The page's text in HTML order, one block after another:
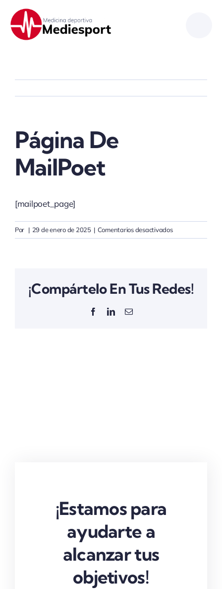
Saltar
contenido
Página De
MailPoet
[mailpoet_page]
Por | 29 de enero de 2025 | Comentarios desactivadosen
Página
¡Compártelo En Tus Redes!
FacebookLinkedInCorreo
¡Estamos para
ayudarte a
alcanzar tus
objetivos!